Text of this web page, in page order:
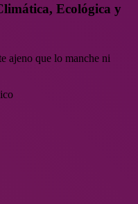
Ecológica y
ajeno que lo manche ni